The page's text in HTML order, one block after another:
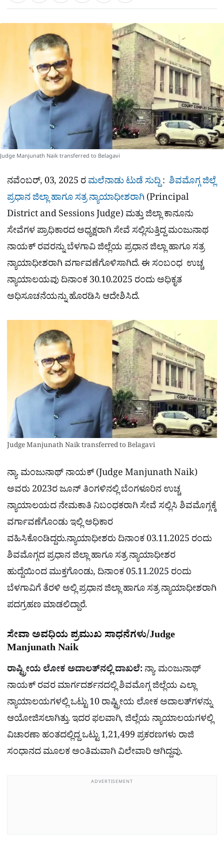
a
t
p
c
e
o
l
e
a
ಕ್
h
a
r
e
Judge Manjunath Naik transferred to Belagavi
ನವೆಂಬರ್, 03, 2025 ರಮಲೆನಾಡು ಟುಡೆ ಸುದ್ದಿ: ಶಿವಮೊಗ್ಗ ಜಿಲ್ಲೆ
ಪ್ರಧಾನ ಜಿಲ್ಲಾ ಹಾಗೂ ಸತ್ರ ನ್ಯಾಯಾಧೀಶರಾಗಿ(Principal
District and Sessions Judge) ಮತ್ತು ಜಿಲ್ಲಾ ಕಾನೂನು
ಸೇವೆಗಳ ಪ್ರಾಧಿಕಾರದ ಅಧ್ಯಕ್ಷರಾಗಿ ಸೇವೆ ಸಲ್ಲಿಸುತ್ತಿದ್ದ ಮಂಜುನಾಥ
ನಾಯಕ್ ರವರನ್ನು ಬೆಳಗಾವಿ ಜಿಲ್ಲೆಯ ಪ್ರಧಾನ ಜಿಲ್ಲಾ ಹಾಗೂ ಸತ್ರ
ನ್ಯಾಯಾಧೀಶರಾಗಿ ವರ್ಗಾವಣೆಗೊಳಿಸಾಗಿದೆ. ಈ ಸಂಬಂಧ ಉಚ್ಚ
ನ್ಯಾಯಾಲಯವು ದಿನಾಂಕ 30.10.2025 ರಂದು ಅಧಿಕೃತ
ಅಧಿಸೂಚನೆಯನ್ನು ಹೊರಡಿಸಿ ಆದೇಶಿಸಿದೆ.
Judge Manjunath Naik transferred to Belagavi
ನ್ಯಾ. ಮಂಜುನಾಥ್ ನಾಯಕ್ (Judge Manjunath Naik)
ಅವರು 2023ರ ಜೂನ್ ತಿಂಗಳಿನಲ್ಲಿ ಬೆಂಗಳೂರಿನ ಉಚ್ಚ
ನ್ಯಾಯಾಲಯದ ನೇಮಕಾತಿ ನಿಬಂಧಕರಾಗಿ ಸೇವೆ ಸಲ್ಲಿಸಿ ಶಿವಮೊಗ್ಗಕ್ಕೆ
ವರ್ಗಾವಣೆಗೊಂಡು ಇಲ್ಲಿ ಅಧಿಕಾರ
ವಹಿಸಿಕೊಂಡಿದ್ದರು.ನ್ಯಾಯಾಧೀಶರು ದಿನಾಂಕ 03.11.2025 ರಂದು
ಶಿವಮೊಗ್ಗದ ಪ್ರಧಾನ ಜಿಲ್ಲಾ ಹಾಗೂ ಸತ್ರ ನ್ಯಾಯಾಧೀಶರ
ಹುದ್ದೆಯಿಂದ ಮುಕ್ತಗೊಂಡು, ದಿನಾಂಕ 05.11.2025 ರಂದು
ಬೆಳಗಾವಿಗೆ ತೆರಳಿ ಅಲ್ಲಿ ಪ್ರಧಾನ ಜಿಲ್ಲಾ ಹಾಗೂ ಸತ್ರ ನ್ಯಾಯಾಧೀಶರಾಗಿ
ಪದಗ್ರಹಣ ಮಾಡಲಿದ್ದಾರೆ.
ಸೇವಾ ಅವಧಿಯ ಪ್ರಮುಖ ಸಾಧನೆಗಳು/Judge
Manjunath Naik
ರಾಷ್ಟ್ರೀಯ ಲೋಕ ಅದಾಲತ್‌ನಲ್ಲಿ ದಾಖಲೆ:ನ್ಯಾ. ಮಂಜುನಾಥ್
ನಾಯಕ್ ರವರ ಮಾರ್ಗದರ್ಶನದಲ್ಲಿ ಶಿವಮೊಗ್ಗ ಜಿಲ್ಲೆಯ ಎಲ್ಲಾ
ನ್ಯಾಯಾಲಯಗಳಲ್ಲಿ ಒಟ್ಟು 10 ರಾಷ್ಟ್ರೀಯ ಲೋಕ ಅದಾಲತ್‌ಗಳನ್ನು
ಆಯೋಜಿಸಲಾಗಿತ್ತು. ಇದರ ಫಲವಾಗಿ, ಜಿಲ್ಲೆಯ ನ್ಯಾಯಾಲಯಗಳಲ್ಲಿ
ವಿಚಾರಣಾ ಹಂತದಲ್ಲಿದ್ದ ಒಟ್ಟು 1,21,499 ಪ್ರಕರಣಗಳು ರಾಜಿ
ಸಂಧಾನದ ಮೂಲಕ ಅಂತಿಮವಾಗಿ ವಿಲೇವಾರಿ ಆಗಿದ್ದವು.
ADVERTISEMENT